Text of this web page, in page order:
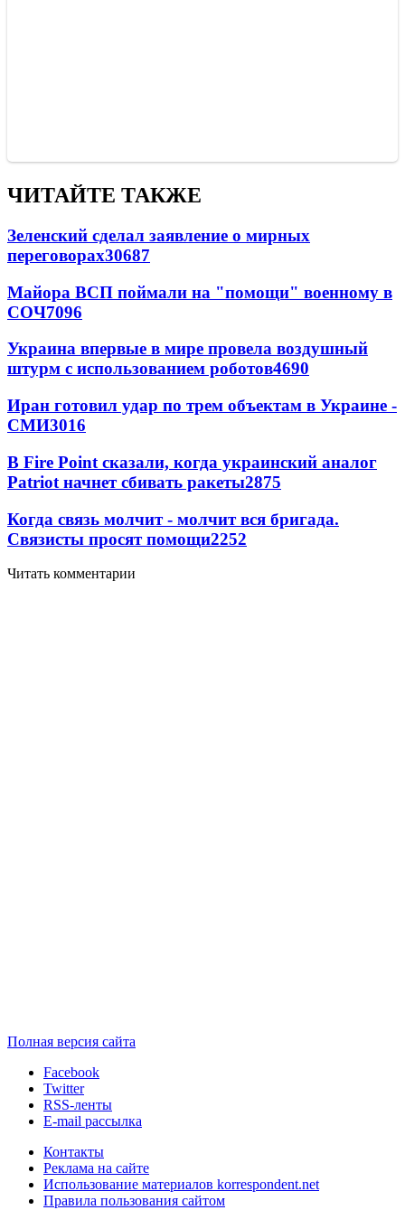
ЧИТАЙТЕ ТАКЖЕ
Зеленский сделал заявление о мирных
переговорах30687
Майора ВСП поймали на "помощи" военному в
СОЧ7096
Украина впервые в мире провела воздушный
штурм с использованием роботов4690
Иран готовил удар по трем объектам в Украине -
СМИ3016
В Fire Point сказали, когда украинский аналог
Patriot начнет сбивать ракеты2875
Когда связь молчит - молчит вся бригада.
Связисты просят помощи2252
Читать комментарии
Полная версия сайта
Facebook
Twitter
RSS-ленты
E-mail рассылка
Контакты
Реклама на сайте
Использование материалов korrespondent.net
Правила пользования сайтом